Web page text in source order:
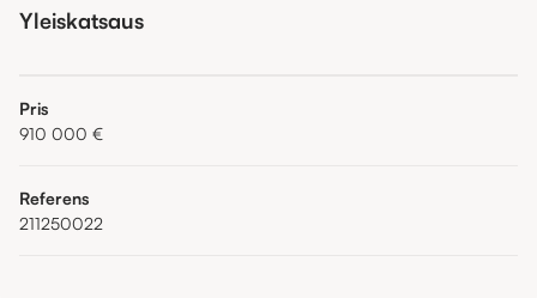
Yleiskatsaus
Pris
910 000 €
Referens
211250022